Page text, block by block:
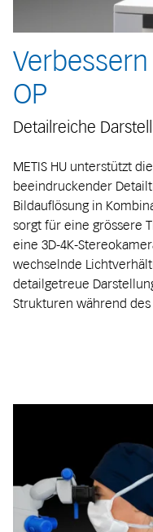
OP
Detailreiche
METIS HU unterstützt
beeindruckender
Bildauflösung in
sorgt für eine grössere
eine 3D-4K-
wechselnde
detailgetreue
Strukturen während des